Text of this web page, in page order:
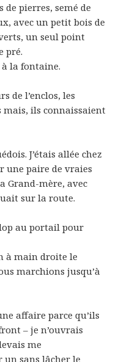
pierres, semé de
avec un petit bois de
un seul point
pré.
à la fontaine.
de l’enclos, les
mais, ils connaissaient
J’étais allée chez
une paire de vraies
Grand-mère, avec
sur la route.
au portail pour
à main droite le
marchions jusqu’à
affaire parce qu’ils
– je n’ouvrais
me
sans lâcher le